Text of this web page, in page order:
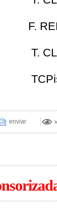
F.
hs.
enviar